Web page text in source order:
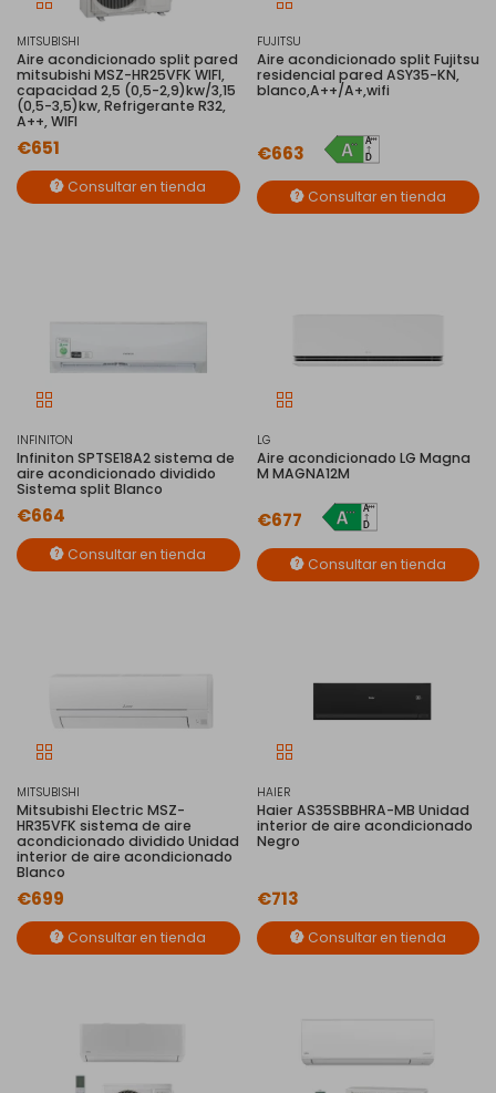
MITSUBISHI
Aire acondicionado split pared
mitsubishi MSZ-HR25VFK WIFI,
capacidad 2,5 (0,5-2,9)kw/3,15
(0,5-3,5)kw, Refrigerante R32,
A++, WIFI
€651
Consultar en tienda
FUJITSU
Aire acondicionado split Fujitsu
residencial pared ASY35-KN,
blanco,A++/A+,wifi
€663
Consultar en tienda
INFINITON
Infiniton SPTSE18A2 sistema de
aire acondicionado dividido
Sistema split Blanco
€664
Consultar en tienda
LG
Aire acondicionado LG Magna
M MAGNA12M
€677
Consultar en tienda
MITSUBISHI
Mitsubishi Electric MSZ-
HR35VFK sistema de aire
acondicionado dividido Unidad
interior de aire acondicionado
Blanco
€699
Consultar en tienda
HAIER
Haier AS35SBBHRA-MB Unidad
interior de aire acondicionado
Negro
€713
Consultar en tienda